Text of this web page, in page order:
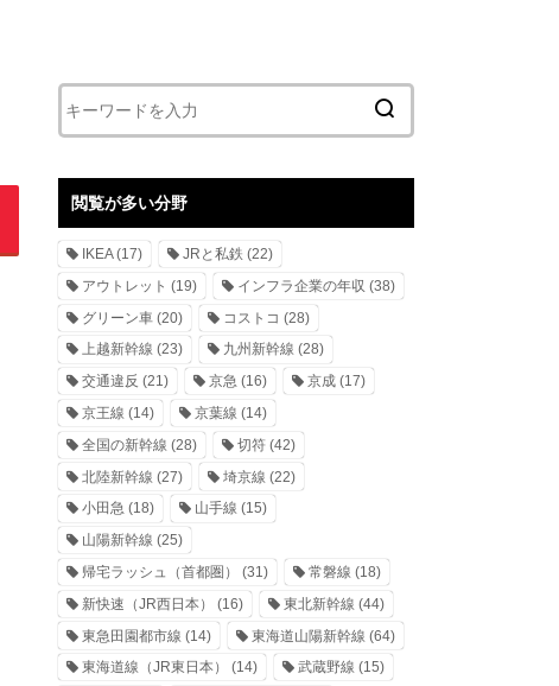
閲覧が多い分野
IKEA(17) JRと私鉄 (22)
アウトレット (19) インフラ企業の年収 (38)
グリーン車 (20) コストコ (28)
上越新幹線 (23) 九州新幹線 (28)
交通違反 (21) 京急 (16) 京成(17)
京王線 (14) 京葉線 (14)
全国の新幹線 (28) 切符(42)
北陸新幹線 (27) 埼京線 (22)
小田急 (18) 山手線 (15)
山陽新幹線 (25)
帰宅ラッシュ（首都圏）
(31) 常磐線 (18)
新快速（JR西日本）
(16) 東北新幹線 (44)
東急田園都市線 (14) 東海道山陽新幹線 (64)
東海道線（JR東日本）
(14) 武蔵野線 (15)